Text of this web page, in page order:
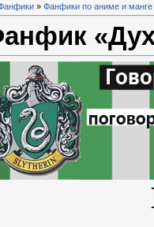
» Фанфики по аниме и манге